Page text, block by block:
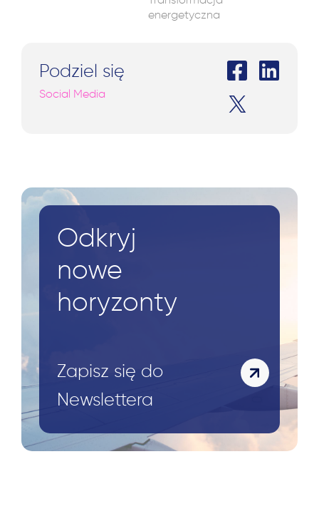
energetyczna
Podziel się
Social Media
Odkryj
nowe
horyzonty
Zapisz się do
Newslettera